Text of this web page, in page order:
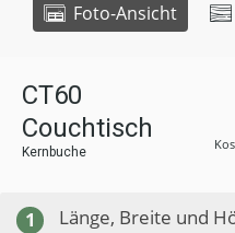
Foto-Ansicht
CT60
Couchtisch
Kernbuche
1 Länge, Breite und